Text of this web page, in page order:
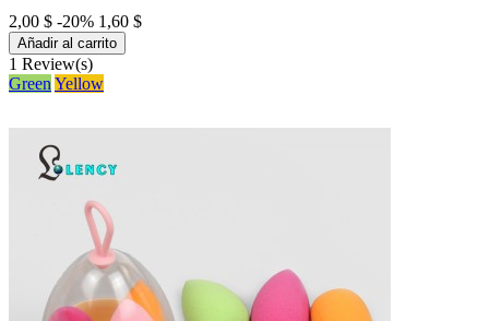
2,00 $ -20% 1,60 $
Añadir al carrito
1 Review(s)
Green Yellow